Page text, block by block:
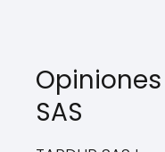
Opiniones
SAS